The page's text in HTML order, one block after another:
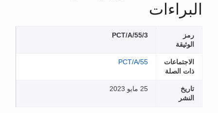
البراءات
رمز
الوثيقة
PCT/A/55/3
الاجتماعات
ذات الصلة
PCT/A/55
تاريخ
النشر
25 مايو 2023